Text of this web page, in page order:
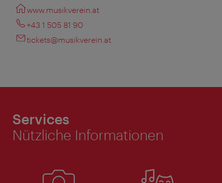
www.musikverein.at
+43 1 505 81 90
tickets@musikverein.at
Services
Nützliche Informationen